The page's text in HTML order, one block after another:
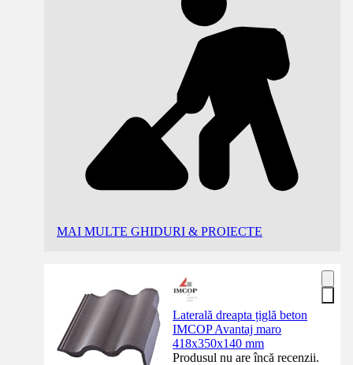
MAI MULTE GHIDURI & PROIECTE
Laterală dreapta țiglă beton
IMCOP Avantaj maro
418x350x140 mm
Produsul nu are încă recenzii.